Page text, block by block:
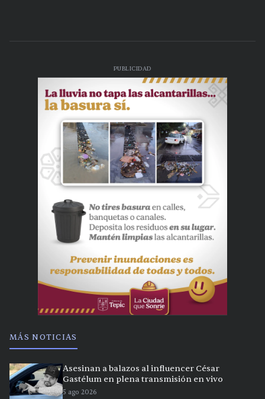
PUBLICIDAD
MÁS NOTICIAS
Asesinan a balazos al influencer César
Gastélum en plena transmisión en vivo
5 ago 2026